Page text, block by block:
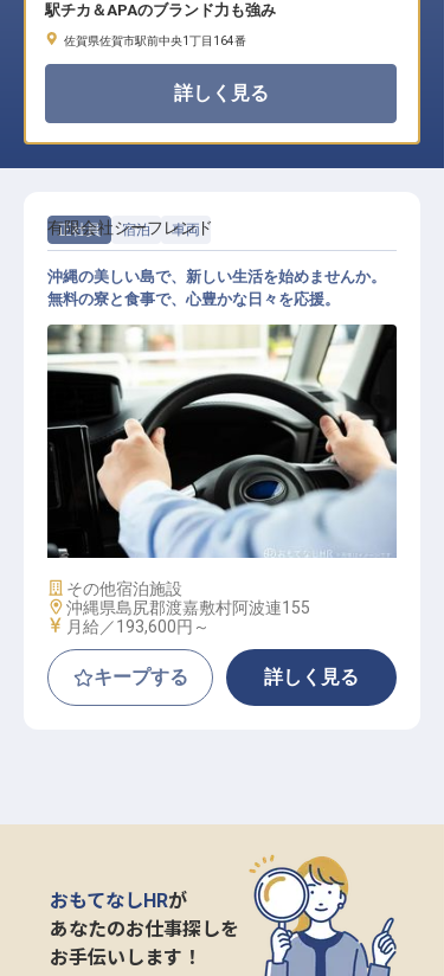
駅チカ＆APAのブランド力も強み
佐賀県佐賀市駅前中央1丁目164番
詳しく見る
正社員 宿泊 車両
レンタカー手配スタッフ
有限会社シーフレンド
沖縄の美しい島で、新しい生活を始めませんか。
無料の寮と食事で、心豊かな日々を応援。
施設業態
その他宿泊施設
勤務地
沖縄県島尻郡渡嘉敷村阿波連155
給与
月給／193,600円～
キープする 詳しく見る
おもてなしHRが
あなたのお仕事探しを
お手伝いします！